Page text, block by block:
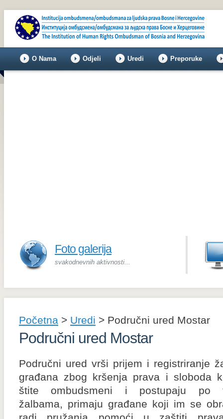
O Nama Odjeli Uredi Preporuke
Foto galerija
svakodnevnih aktivnosti...
Početna > Uredi > Područni ured Mostar
Područni ured Mostar
Područni ured vrši prijem i registriranje
građana zbog kršenja prava i sloboda
štite ombudsmeni i postupaju po
žalbama, primaju građane koji im se